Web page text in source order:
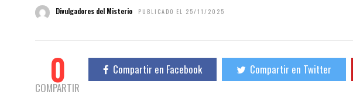
Divulgadores del Misterio PUBLICADO EL 25/11/2025
0
COMPARTIR
Compartir en Facebook Compartir en Twitter